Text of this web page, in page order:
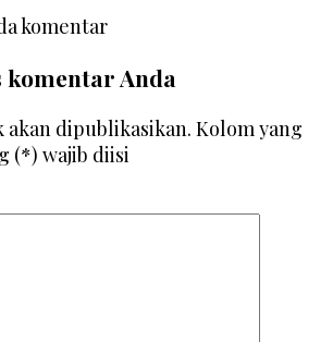
komentar
Anda
akan dipublikasikan. Kolom yang
(*) wajib diisi